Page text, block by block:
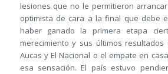
lesiones que no le permitieron
optimista de cara a la final que debe
haber ganado la primera etapa
merecimiento y sus últimos resultados
Aucas y El Nacional o el empate en
esa sensación. El país estuvo